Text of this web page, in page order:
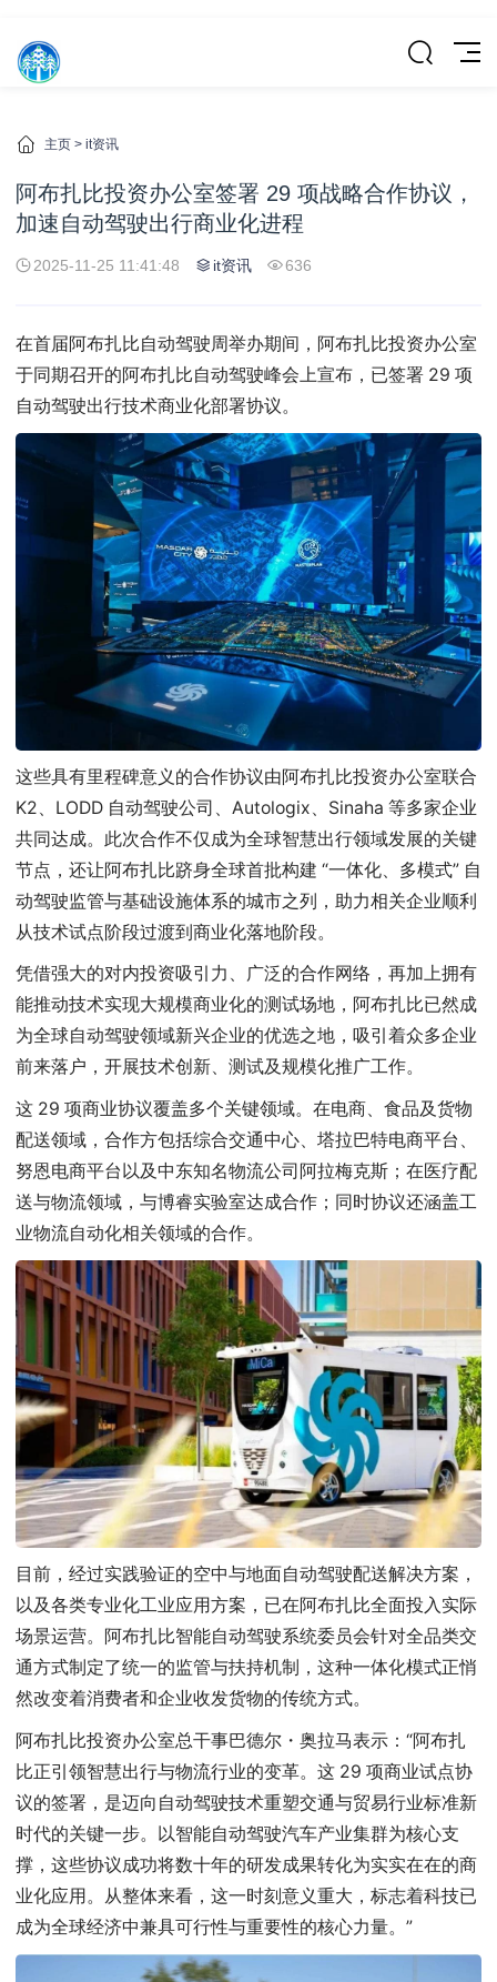
主页 > it资讯
阿布扎比投资办公室签署 29 项战略合作协议，
加速自动驾驶出行商业化进程
2025-11-25 11:41:48 it资讯 636
在首届阿布扎比自动驾驶周举办期间，阿布扎比投资办公室
于同期召开的阿布扎比自动驾驶峰会上宣布，已签署 29 项
自动驾驶出行技术商业化部署协议。
这些具有里程碑意义的合作协议由阿布扎比投资办公室联合
K2、LODD 自动驾驶公司、Autologix、Sinaha 等多家企业
共同达成。此次合作不仅成为全球智慧出行领域发展的关键
节点，还让阿布扎比跻身全球首批构建 “一体化、多模式” 自
动驾驶监管与基础设施体系的城市之列，助力相关企业顺利
从技术试点阶段过渡到商业化落地阶段。
凭借强大的对内投资吸引力、广泛的合作网络，再加上拥有
能推动技术实现大规模商业化的测试场地，阿布扎比已然成
为全球自动驾驶领域新兴企业的优选之地，吸引着众多企业
前来落户，开展技术创新、测试及规模化推广工作。
这 29 项商业协议覆盖多个关键领域。在电商、食品及货物
配送领域，合作方包括综合交通中心、塔拉巴特电商平台、
努恩电商平台以及中东知名物流公司阿拉梅克斯；在医疗配
送与物流领域，与博睿实验室达成合作；同时协议还涵盖工
业物流自动化相关领域的合作。
目前，经过实践验证的空中与地面自动驾驶配送解决方案，
以及各类专业化工业应用方案，已在阿布扎比全面投入实际
场景运营。阿布扎比智能自动驾驶系统委员会针对全品类交
通方式制定了统一的监管与扶持机制，这种一体化模式正悄
然改变着消费者和企业收发货物的传统方式。
阿布扎比投资办公室总干事巴德尔・奥拉马表示：“阿布扎
比正引领智慧出行与物流行业的变革。这 29 项商业试点协
议的签署，是迈向自动驾驶技术重塑交通与贸易行业标准新
时代的关键一步。以智能自动驾驶汽车产业集群为核心支
撑，这些协议成功将数十年的研发成果转化为实实在在的商
业化应用。从整体来看，这一时刻意义重大，标志着科技已
成为全球经济中兼具可行性与重要性的核心力量。”